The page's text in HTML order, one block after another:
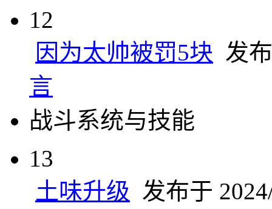
12
因为太帅被罚5块 发
言
战斗系统与技能
13
土味升级 发布于